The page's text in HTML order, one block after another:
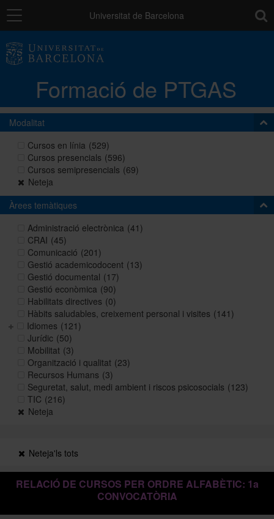
Navegació Universitat de Barcelona
Formació de PTGAS
Catàleg de la formació del PTGAS
Cursos a mida
Autoaprenentatge
Ajuts
Històric i memòries
Modalitat
Cursos en línia (529)
Cursos presencials (596)
Cursos semipresencials (69)
Neteja
Àrees temàtiques
Administració electrònica (41)
CRAI (45)
Comunicació (201)
Gestió academicodocent (13)
Gestió documental (17)
Gestió econòmica (90)
Habilitats directives (0)
Hàbits saludables, creixement personal i visites (141)
Idiomes (121)
Jurídic (50)
Mobilitat (3)
Organització i qualitat (23)
Recursos Humans (3)
Seguretat, salut, medi ambient i riscos psicosocials (123)
TIC (216)
Neteja
Neteja'ls tots
RELACIÓ DE CURSOS PER ORDRE ALFABÈTIC: 1a
CONVOCATÒRIA